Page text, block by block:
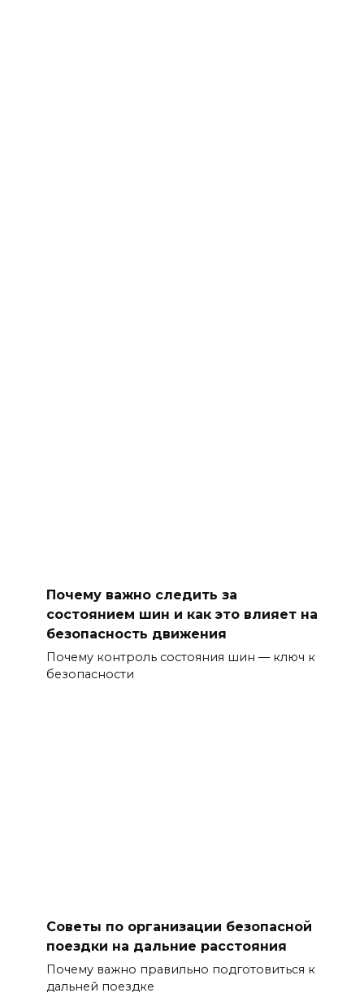
Почему важно следить за
состоянием шин и как это влияет на
безопасность движения
Почему контроль состояния шин — ключ к
безопасности
Советы по организации безопасной
поездки на дальние расстояния
Почему важно правильно подготовиться к
дальней поездке